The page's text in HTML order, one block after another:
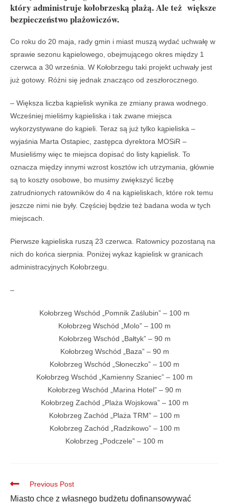
który administruje kołobrzeską plażą. Ale też większe
bezpieczeństwo plażowiczów.
Co roku do 20 maja, rady gmin i miast muszą wydać uchwałę w
sprawie sezonu kąpielowego, obejmującego okres między 1
czerwca a 30 września. W Kołobrzegu taki projekt uchwały jest
już gotowy. Różni się jednak znacząco od zeszłorocznego.
– Większa liczba kąpielisk wynika ze zmiany prawa wodnego.
Wcześniej mieliśmy kąpieliska i tak zwane miejsca
wykorzystywane do kąpieli. Teraz są już tylko kąpieliska –
wyjaśnia Marta Ostapiec, zastępca dyrektora MOSiR –
Musieliśmy więc te miejsca dopisać do listy kąpielisk. To
oznacza między innymi wzrost kosztów ich utrzymania, głównie
są to koszty osobowe, bo musimy zwiększyć liczbę
zatrudnionych ratowników do 4 na kąpieliskach, które rok temu
jeszcze nimi nie były. Częściej będzie też badana woda w tych
miejscach.
Pierwsze kąpieliska ruszą 23 czerwca. Ratownicy pozostaną na
nich do końca sierpnia. Poniżej wykaz kąpielisk w granicach
administracyjnych Kołobrzegu.
–
Kołobrzeg Wschód „Pomnik Zaślubin” – 100 m
Kołobrzeg Wschód „Molo” – 100 m
Kołobrzeg Wschód „Bałtyk” – 90 m
Kołobrzeg Wschód „Baza” – 90 m
Kołobrzeg Wschód „Słoneczko” – 100 m
Kołobrzeg Wschód „Kamienny Szaniec” – 100 m
Kołobrzeg Wschód „Marina Hotel” – 90 m
Kołobrzeg Zachód „Plaża Wojskowa” – 100 m
Kołobrzeg Zachód „Plaża TRM” – 100 m
Kołobrzeg Zachód „Radzikowo” – 100 m
Kołobrzeg „Podczele” – 100 m
Previous Post
Miasto chce z własnego budżetu dofinansowywać